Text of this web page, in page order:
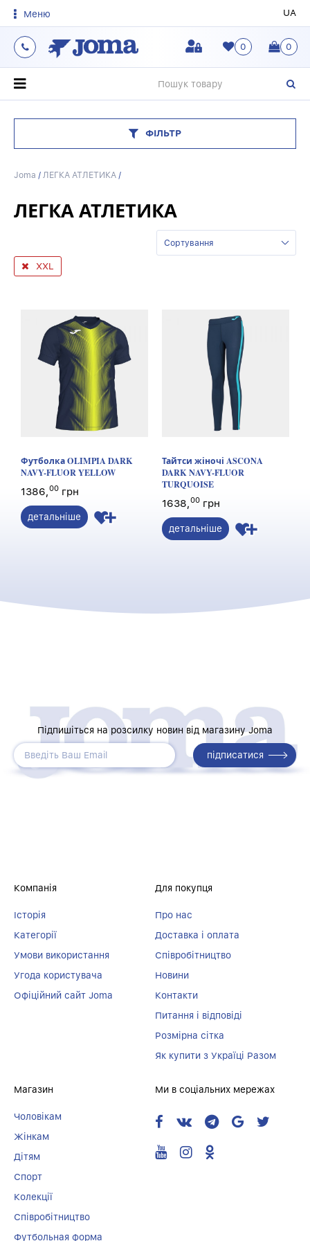
Меню UA
0
0
ФІЛЬТР
Joma / ЛЕГКА АТЛЕТИКА /
ЛЕГКА АТЛЕТИКА
Сортування
XXL
Футболка OLIMPIA DARK
NAVY-FLUOR YELLOW
1386,00 грн
детальніше
Тайтси жіночі ASCONA
DARK NAVY-FLUOR
TURQUOISE
1638,00 грн
детальніше
Підпишіться на розсилку новин від магазину Joma
Компанія
Історія
Категорії
Умови використання
Угода користувача
Офіційний сайт Joma
Для покупця
Про нас
Доставка і оплата
Співробітництво
Новини
Контакти
Питання і відповіді
Розмірна сітка
Як купити з Україці Разом
Магазин
Чоловікам
Жінкам
Дітям
Спорт
Колекції
Співробітництво
Футбольная форма
Ми в соціальних мережах